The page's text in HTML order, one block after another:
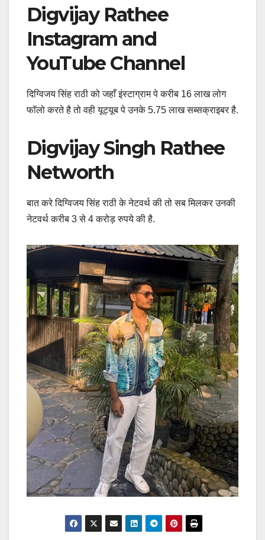
Digvijay Rathee
Instagram and
YouTube Channel
दिग्विजय सिंह राठी को जहाँ इंस्टाग्राम पे करीब 16 लाख लोग
फॉलो करते है तो वही यूट्यूब पे उनके 5.75 लाख सब्सक्राइबर है.
Digvijay Singh Rathee
Networth
बात करे दिग्विजय सिंह राठी के नेटवर्थ की तो सब मिलकर उनकी
नेटवर्थ करीब 3 से 4 करोड़ रुपये की है.